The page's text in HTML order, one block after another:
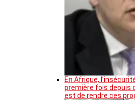
En Afrique,
première fois depuis
est de rendre ces